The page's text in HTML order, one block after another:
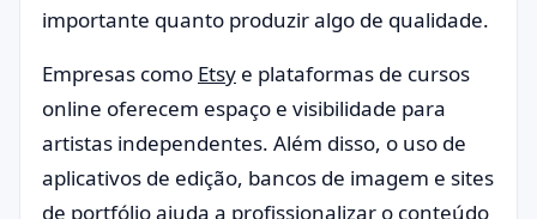
importante quanto produzir algo de qualidade.
Empresas como Etsy e plataformas de cursos
online oferecem espaço e visibilidade para
artistas independentes. Além disso, o uso de
aplicativos de edição, bancos de imagem e sites
de portfólio ajuda a profissionalizar o conteúdo